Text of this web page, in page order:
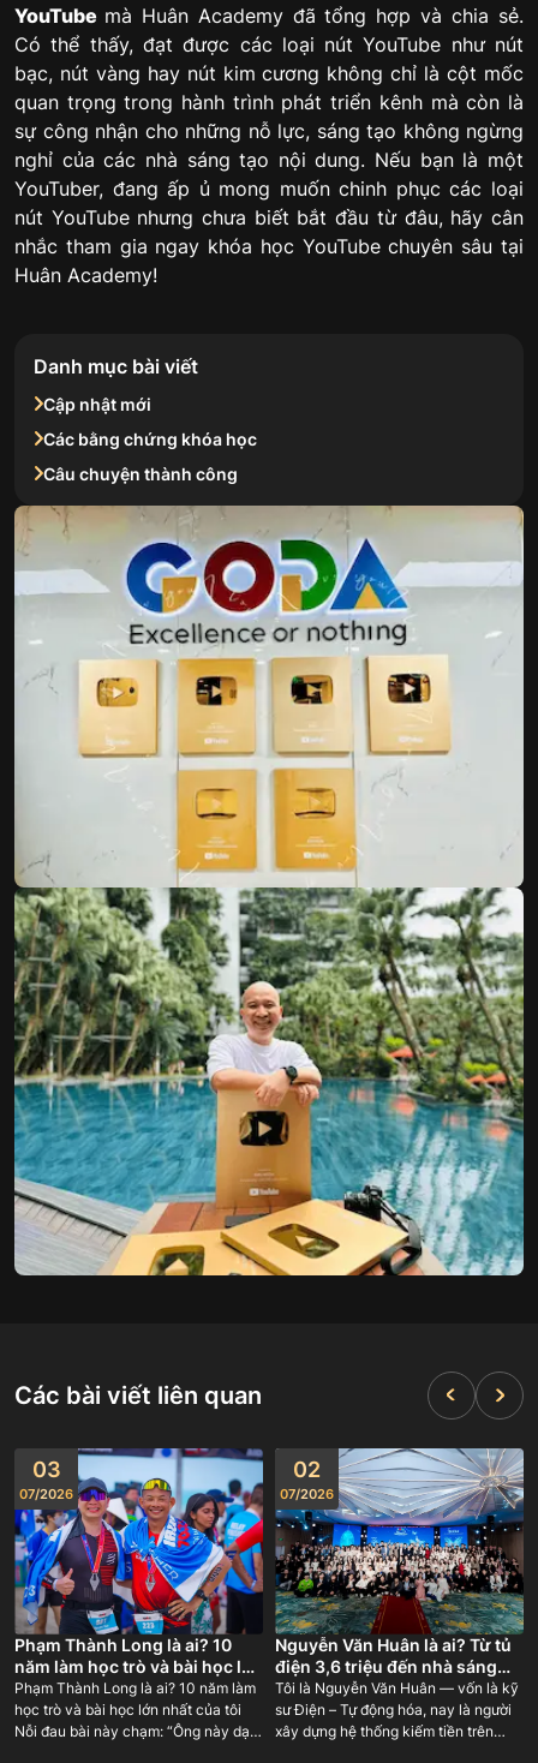
YouTube mà Huân Academy đã tổng hợp và chia sẻ.
Có thể thấy, đạt được các loại nút YouTube như nút
bạc, nút vàng hay nút kim cương không chỉ là cột mốc
quan trọng trong hành trình phát triển kênh mà còn là
sự công nhận cho những nỗ lực, sáng tạo không ngừng
nghỉ của các nhà sáng tạo nội dung. Nếu bạn là một
YouTuber, đang ấp ủ mong muốn chinh phục các loại
nút YouTube nhưng chưa biết bắt đầu từ đâu, hãy cân
nhắc tham gia ngay khóa học YouTube chuyên sâu tại
Huân Academy!
Danh mục bài viết
Cập nhật mới
Các bằng chứng khóa học
Câu chuyện thành công
Các bài viết liên quan
03
07/2026
Phạm Thành Long là ai? 10
năm làm học trò và bài học lớn
nhất của tôi
Phạm Thành Long là ai? 10 năm làm
học trò và bài học lớn nhất của tôi
Nỗi đau bài này chạm: “Ông này dạy
02
07/2026
Nguyễn Văn Huân là ai? Từ tủ
điện 3,6 triệu đến nhà sáng
lập GODA 180 người
Tôi là Nguyễn Văn Huân — vốn là kỹ
sư Điện – Tự động hóa, nay là người
xây dựng hệ thống kiếm tiền trên